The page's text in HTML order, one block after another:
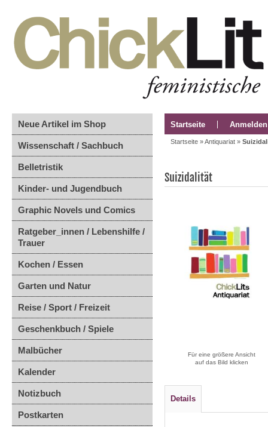
Neue Artikel im Shop
Wissenschaft / Sachbuch
Belletristik
Kinder- und Jugendbuch
Graphic Novels und Comics
Ratgeber_innen / Lebenshilfe /
Trauer
Kochen / Essen
Garten und Natur
Reise / Sport / Freizeit
Geschenkbuch / Spiele
Malbücher
Kalender
Notizbuch
Postkarten
Startseite Anmelden
Startseite »Antiquariat »
Suizidalität
Für eine größere Ansicht
auf das Bild klicken
Details